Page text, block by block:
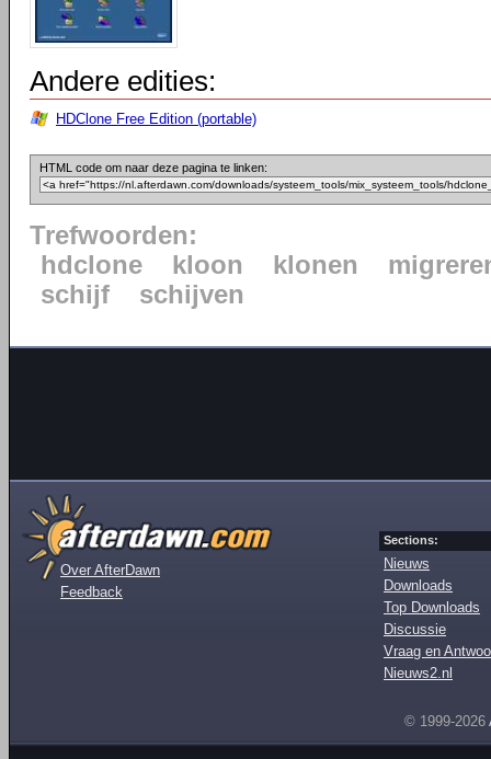
Andere edities:
HDClone Free Edition (portable)
HTML code om naar deze pagina te linken:
Trefwoorden:
hdclone
kloon klonen
schijf
schijven
Over AfterDawn
Feedback
Sections:
Nieuws
Downloads
Top Downloads
Discussie
Vraag en
Nieuws2.nl
© 1999-2026